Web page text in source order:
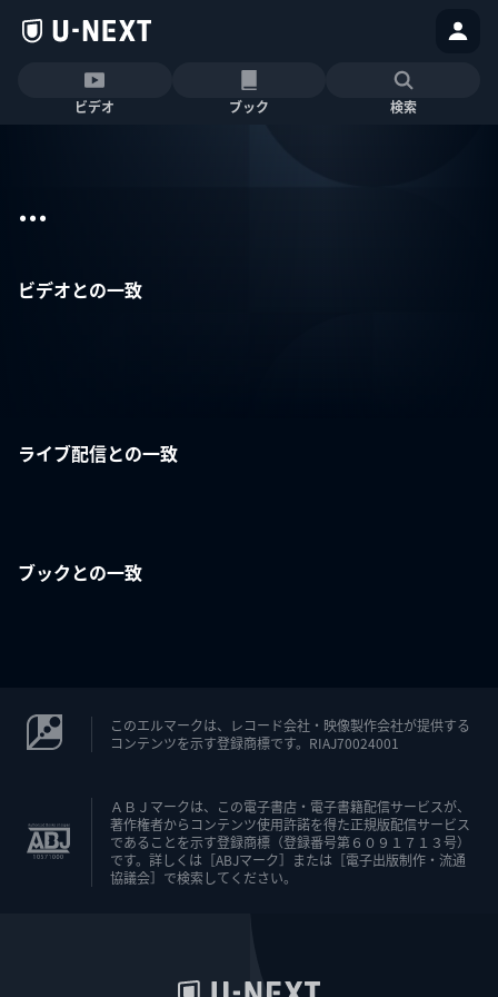
ビデオ ブック 検索
...
ビデオとの一致
ライブ配信との一致
ブックとの一致
このエルマークは、レコード会社・映像製作会社が提供する
コンテンツを示す登録商標です。RIAJ70024001
ＡＢＪマークは、この電子書店・電子書籍配信サービスが、
著作権者からコンテンツ使用許諾を得た正規版配信サービス
であることを示す登録商標（登録番号第６０９１７１３号）
です。詳しくは［ABJマーク］または［電子出版制作・流通
協議会］で検索してください。